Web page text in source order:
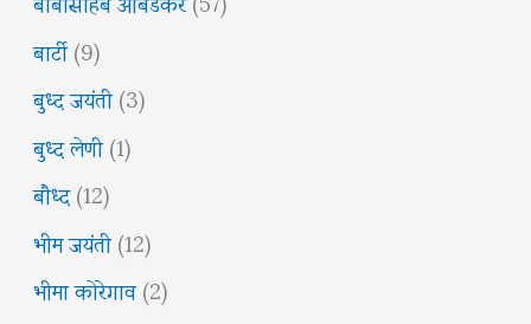
बार्टी(9)
बुध्द जयंती(3)
बुध्द लेणी(1)
बौध्द(12)
भीम जयंती(12)
भीमा कोरेगाव(2)